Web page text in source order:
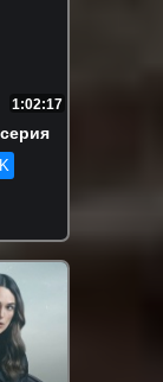
1:02:17